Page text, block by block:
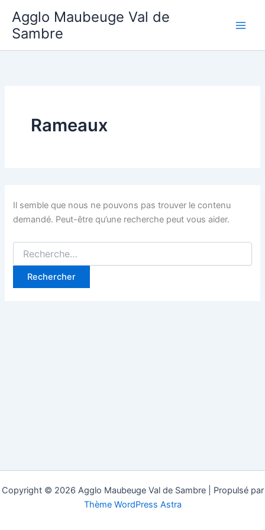
contenu
Agglo Maubeuge Val de
Sambre
Rameaux
Il semble que nous ne pouvons pas trouver le contenu
demandé. Peut-être qu’une recherche peut vous aider.
Rechercher :
Copyright © 2026 Agglo Maubeuge Val de Sambre | Propulsé par
Thème WordPress Astra